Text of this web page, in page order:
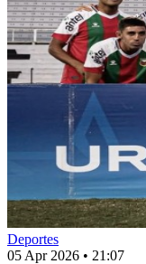
Deportes
05 Apr 2026 • 21:07